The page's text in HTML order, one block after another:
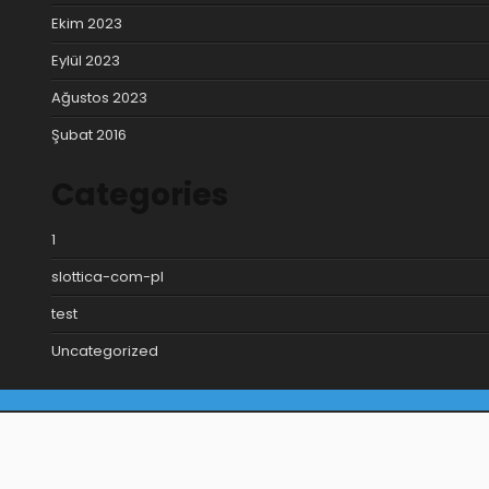
Ekim 2023
Eylül 2023
Ağustos 2023
Şubat 2016
1
slottica-com-pl
test
Uncategorized